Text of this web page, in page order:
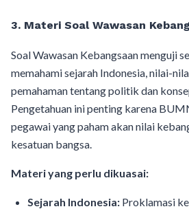
3. Materi Soal Wawasan
Soal Wawasan Kebangsaan menguji
memahami sejarah Indonesia, nilai-
pemahaman tentang politik dan
Pengetahuan ini penting karena
pegawai yang paham akan nilai
kesatuan bangsa.
Materi yang perlu dikuasai:
Sejarah Indonesia: Proklamasi